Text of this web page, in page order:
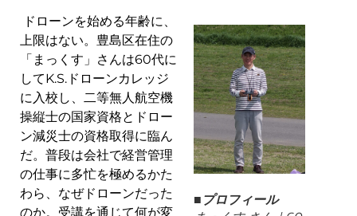
■プロフィール
ドローンを始める年齢に、
上限はない。豊島区在住の
「まっくす」さんは60代に
してK.S.ドローンカレッジ
に入校し、二等無人航空機
操縦士の国家資格とドロー
ン減災士の資格取得に臨ん
だ。普段は会社で経営管理
の仕事に多忙を極めるかた
わら、なぜドローンだった
のか。受講を通じて何が変